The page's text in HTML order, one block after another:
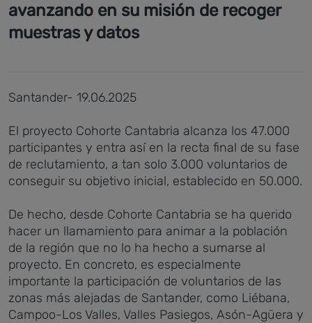
avanzando en su misión de recoger
muestras y datos
Santander- 19.06.2025
El proyecto Cohorte Cantabria alcanza los 47.000
participantes y entra así en la recta final de su fase
de reclutamiento, a tan solo 3.000 voluntarios de
conseguir su objetivo inicial, establecido en 50.000.
De hecho, desde Cohorte Cantabria se ha querido
hacer un llamamiento para animar a la población
de la región que no lo ha hecho a sumarse al
proyecto. En concreto, es especialmente
importante la participación de voluntarios de las
zonas más alejadas de Santander, como Liébana,
Campoo-Los Valles, Valles Pasiegos, Asón-Agüera y